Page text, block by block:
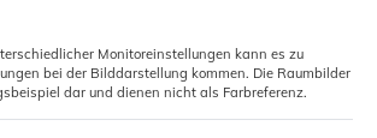
Monitoreinstellungen kann es zu
bei der Bilddarstellung kommen. Die Raumbilder
dar und dienen nicht als Farbreferenz.